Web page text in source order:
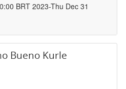
BRT 2023-Thu Dec 31
Bueno Kurle